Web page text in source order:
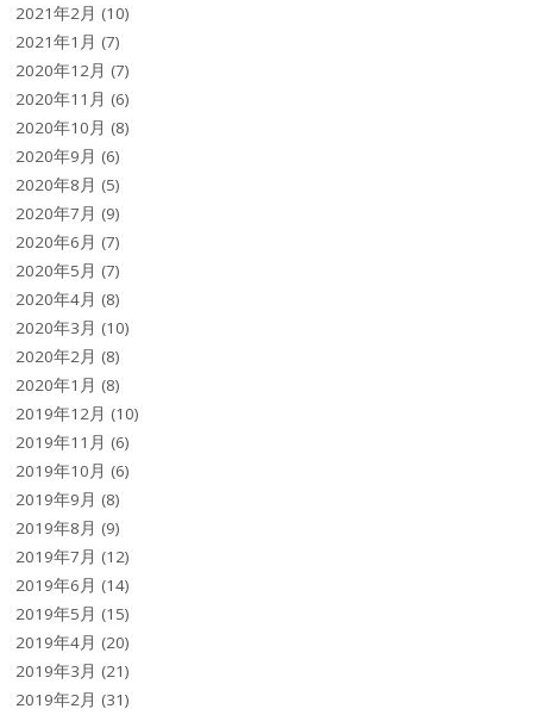
2021年2月 (10)
2021年1月 (7)
2020年12月 (7)
2020年11月 (6)
2020年10月 (8)
2020年9月 (6)
2020年8月 (5)
2020年7月 (9)
2020年6月 (7)
2020年5月 (7)
2020年4月 (8)
2020年3月 (10)
2020年2月 (8)
2020年1月 (8)
2019年12月 (10)
2019年11月 (6)
2019年10月 (6)
2019年9月 (8)
2019年8月 (9)
2019年7月 (12)
2019年6月 (14)
2019年5月 (15)
2019年4月 (20)
2019年3月 (21)
2019年2月 (31)